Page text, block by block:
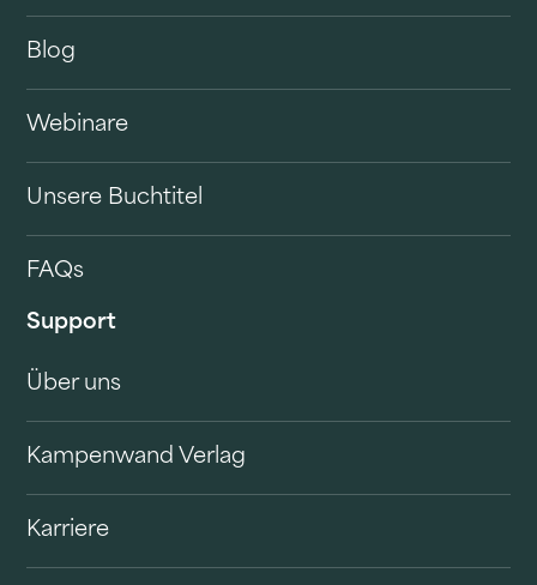
Blog
Webinare
Unsere Buchtitel
FAQs
Support
Über uns
Kampenwand Verlag
Karriere